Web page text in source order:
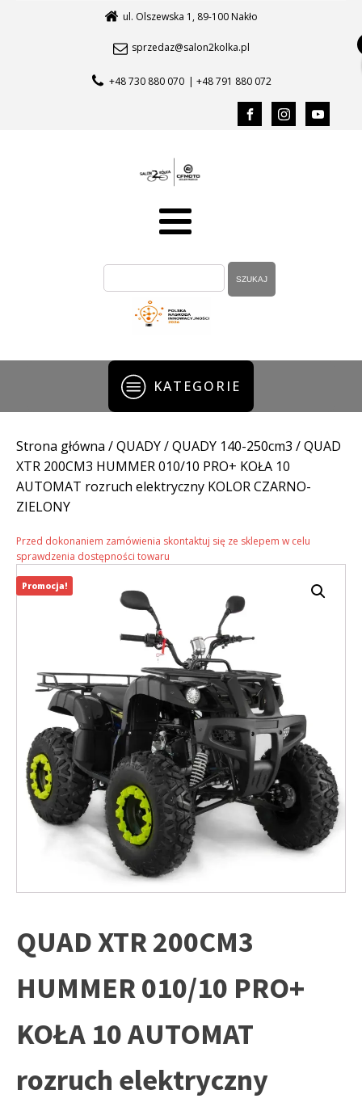
ul. Olszewska 1, 89-100 Nakło
sprzedaz@salon2kolka.pl
+48 730 880 070 | +48 791 880 072
KATEGORIE
Strona główna /QUADY/QUADY 140-250cm3 / QUAD
XTR 200CM3 HUMMER 010/10 PRO+ KOŁA 10
AUTOMAT rozruch elektryczny KOLOR CZARNO-
ZIELONY
Przed dokonaniem zamówienia skontaktuj się ze sklepem w celu
sprawdzenia dostępności towaru
QUAD XTR 200CM3
HUMMER 010/10 PRO+
KOŁA 10 AUTOMAT
rozruch elektryczny
Promocja!